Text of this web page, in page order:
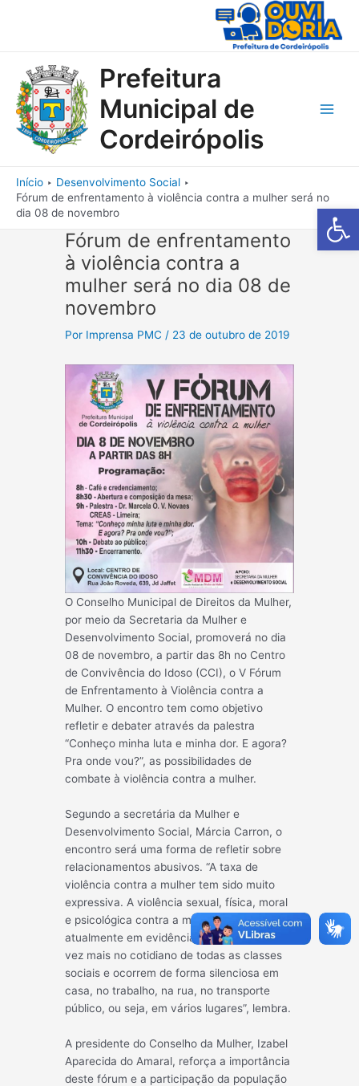
Barra de
Prefeitura
Municipal de
Cordeirópolis
Início
Desenvolvimento Social
Fórum de enfrentamento à violência contra a mulher será no
dia 08 de novembro
Fórum de enfrentamento
à violência contra a
mulher será no dia 08 de
novembro
Por Imprensa PMC / 23 de outubro de 2019
O Conselho Municipal de Direitos da Mulher,
por meio da Secretaria da Mulher e
Desenvolvimento Social, promoverá no dia
08 de novembro, a partir das 8h no Centro
de Convivência do Idoso (CCI), o V Fórum
de Enfrentamento à Violência contra a
Mulher. O encontro tem como objetivo
refletir e debater através da palestra
“Conheço minha luta e minha dor. E agora?
Pra onde vou?”, as possibilidades de
combate à violência contra a mulher.
Segundo a secretária da Mulher e
Desenvolvimento Social, Márcia Carron, o
encontro será uma forma de refletir sobre
relacionamentos abusivos. “A taxa de
violência contra a mulher tem sido muito
expressiva. A violência sexual, física, moral
e psicológica contra a mulher é um tema
atualmente em evidência na mídia, cada
vez mais no cotidiano de todas as classes
sociais e ocorrem de forma silenciosa em
casa, no trabalho, na rua, no transporte
público, ou seja, em vários lugares”, lembra.
A presidente do Conselho da Mulher, Izabel
Aparecida do Amaral, reforça a importância
deste fórum e a participação da população